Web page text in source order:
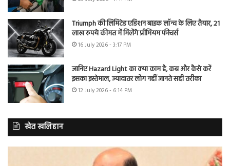
Triumph की लिमिटेड एडिशन बाइक लॉन्च के लिए तैयार, 21
लाख रुपये कीमत में मिलेंगे प्रीमियम फीचर्स
16 July 2026 - 3:17 PM
जानिए Hazard Light का क्या काम है, कब और कैसे करें
इसका इस्तेमाल, ज्यादातर लोग नहीं जानते सही तरीका
12 July 2026 - 6:14 PM
खेत खलिहान